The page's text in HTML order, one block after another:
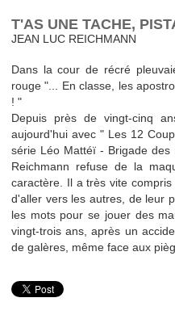
T'AS UNE TACHE,
JEAN LUC REICHMANN
Dans la cour de récré
rouge "... En classe, les
! "
Depuis près de vingt-cinq
aujourd'hui avec " Les 12
série Léo Mattéï - Brigade des
Reichmann refuse de la
caractère. Il a très vite
d'aller vers les autres, de leur
les mots pour se jouer des
vingt-trois ans, après un
de galères, même face aux